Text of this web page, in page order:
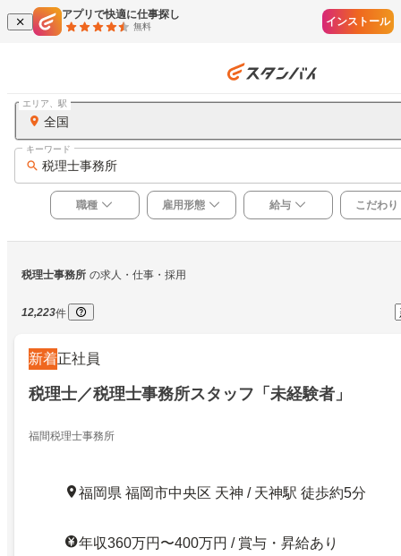
アプリで快適に仕事探し
無料 インストール
全国
エリア、駅
税理士事務所
キーワード
職種 雇用形態 給与 こだわり
税理士事務所 の求人・仕事・採用
12,223件
新着正社員
税理士／税理士事務所スタッフ「未経験者」
福間税理士事務所
福岡県 福岡市中央区 天神 / 天神駅 徒歩約5分
年収360万円〜400万円 / 賞与・昇給あり